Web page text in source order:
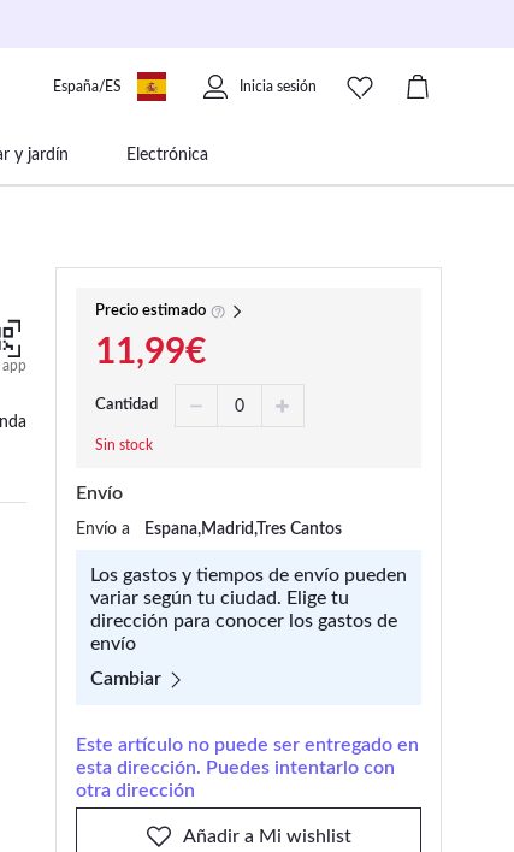
España/ES Inicia sesión
y jardín Electrónica
app
Precio estimado
11,99€
Cantidad
Sin stock
Envío
Envío a Espana,Madrid,Tres Cantos
Los gastos y tiempos de envío pueden
variar según tu ciudad. Elige tu
dirección para conocer los gastos de
envío
Cambiar
Este artículo no puede ser entregado en
esta dirección. Puedes intentarlo con
otra dirección
Añadir a Mi wishlist